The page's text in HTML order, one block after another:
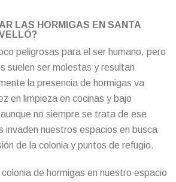
LAS HORMIGAS EN SANTA
peligrosas para el ser humano, pero
suelen ser molestas y resultan
la presencia de hormigas va
en limpieza en cocinas y bajo
no siempre se trata de ese
invaden nuestros espacios en busca
de la colonia y puntos de refugio.
de hormigas en nuestro espacio